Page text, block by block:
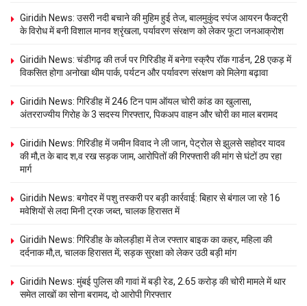
Giridih News: उसरी नदी बचाने की मुहिम हुई तेज, बालमुकुंद स्पंज आयरन फैक्ट्री
के विरोध में बनी विशाल मानव श्रृंखला, पर्यावरण संरक्षण को लेकर फूटा जनआक्रोश
Giridih News: चंडीगढ़ की तर्ज पर गिरिडीह में बनेगा स्क्रैप रॉक गार्डन, 28 एकड़ में
विकसित होगा अनोखा थीम पार्क, पर्यटन और पर्यावरण संरक्षण को मिलेगा बढ़ावा
Giridih News: गिरिडीह में 246 टिन पाम ऑयल चोरी कांड का खुलासा,
अंतरराज्यीय गिरोह के 3 सदस्य गिरफ्तार, पिकअप वाहन और चोरी का माल बरामद
Giridih News: गिरिडीह में जमीन विवाद ने ली जान, पेट्रोल से झुलसे सहोदर यादव
की मौ,त के बाद श,व रख सड़क जाम, आरोपितों की गिरफ्तारी की मांग से घंटों ठप रहा
मार्ग
Giridih News: बगोदर में पशु तस्करी पर बड़ी कार्रवाई: बिहार से बंगाल जा रहे 16
मवेशियों से लदा मिनी ट्रक जब्त, चालक हिरासत में
Giridih News: गिरिडीह के कोलड़ीहा में तेज रफ्तार बाइक का कहर, महिला की
दर्दनाक मौ,त, चालक हिरासत में; सड़क सुरक्षा को लेकर उठी बड़ी मांग
Giridih News: मुंबई पुलिस की गावां में बड़ी रेड, 2.65 करोड़ की चोरी मामले में थार
समेत लाखों का सोना बरामद, दो आरोपी गिरफ्तार